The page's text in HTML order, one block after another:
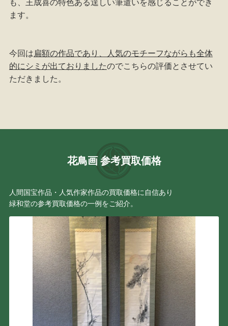
も、王成喜の特色ある逞しい筆遣いを感じることができ
ます。
今回は扁額の作品であり、人気のモチーフながらも全体
的にシミが出ておりましたのでこちらの評価とさせてい
ただきました。
花鳥画 参考買取価格
人間国宝作品・人気作家作品の買取価格に自信あり
緑和堂の参考買取価格の一例をご紹介。